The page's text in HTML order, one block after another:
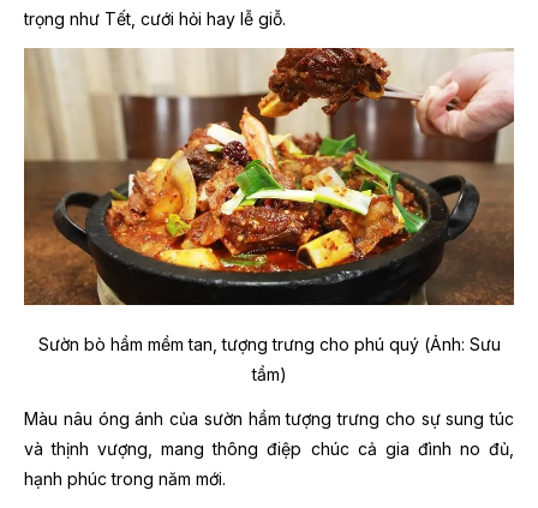
trọng như Tết, cưới hỏi hay lễ giỗ.
Sườn bò hầm mềm tan, tượng trưng cho phú quý (Ảnh: Sưu
tầm)
Màu nâu óng ánh của sườn hầm tượng trưng cho sự sung túc
và thịnh vượng, mang thông điệp chúc cả gia đình no đủ,
hạnh phúc trong năm mới.